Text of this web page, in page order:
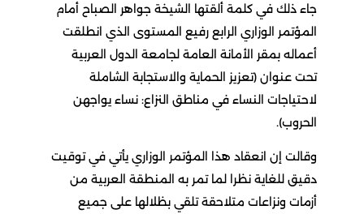
جاء ذلك في كلمة ألقتها الشيخة جواهر الصباح أمام
المؤتمر الوزاري الرابع رفيع المستوى الذي انطلقت
أعماله بمقر الأمانة العامة لجامعة الدول العربية
تحت عنوان (تعزيز الحماية والاستجابة الشاملة
لاحتياجات النساء في مناطق النزاع: نساء يواجهن
الحروب).
وقالت إن انعقاد هذا المؤتمر الوزاري يأتي في توقيت
دقيق للغاية نظرا لما تمر به المنطقة العربية من
أزمات ونزاعات متلاحقة تلقي بظلالها على جميع